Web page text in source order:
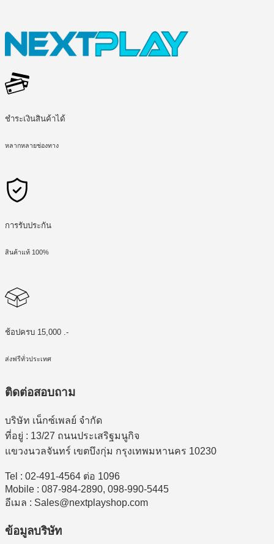
ชำระเงินสินค้าได้
หลากหลายช่องทาง
การรับประกัน
สินค้าแท้ 100%
ช้อปครบ 15,000 .-
ส่งฟรีทั่วประเทศ
ติดต่อสอบถาม
บริษัท เน็กซ์เพลย์ จำกัด
ที่อยู่ : 13/27 ถนนประเสริฐมนูกิจ
แขวงนวลจันทร์ เขตบึงกุ่ม กรุงเทพมหานคร 10230
Tel : 02-491-4564 ต่อ 1096
Mobile : 087-984-2890, 098-990-5445
อีเมล : Sales@nextplayshop.com
ข้อมูลบริษัท